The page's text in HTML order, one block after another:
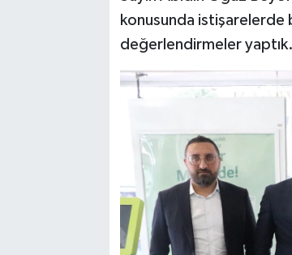
konusunda istişarelerde
değerlendirmeler